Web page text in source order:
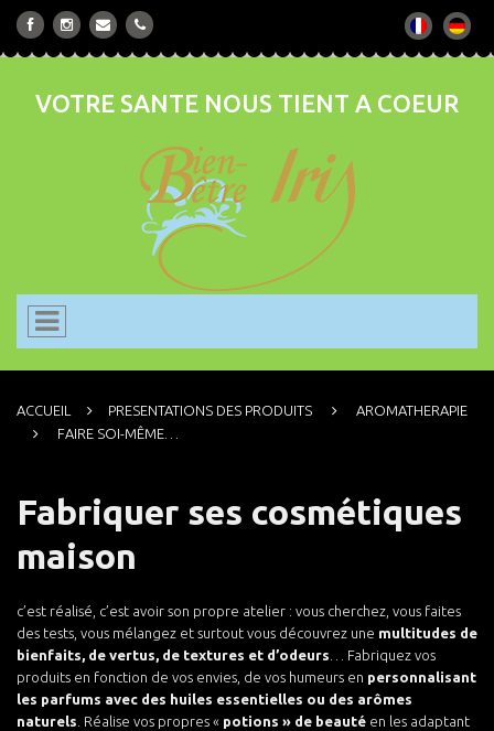
VOTRE SANTE NOUS TIENT A COEUR
ACCUEIL PRESENTATIONS DES PRODUITS
AROMATHERAPIE
FAIRE SOI-MÊME…
Fabriquer ses cosmétiques
maison
c’est réalisé, c’est avoir son propre atelier : vous cherchez, vous faites
des tests, vous mélangez et surtout vous découvrez une multitudes de
bienfaits, de vertus, de textures et d’odeurs … Fabriquez vos
produits en fonction de vos envies, de vos humeurs en personnalisant
les parfums avec des huiles essentielles ou des arômes
naturels . Réalise vos propres « potions » de beauté en les adaptant